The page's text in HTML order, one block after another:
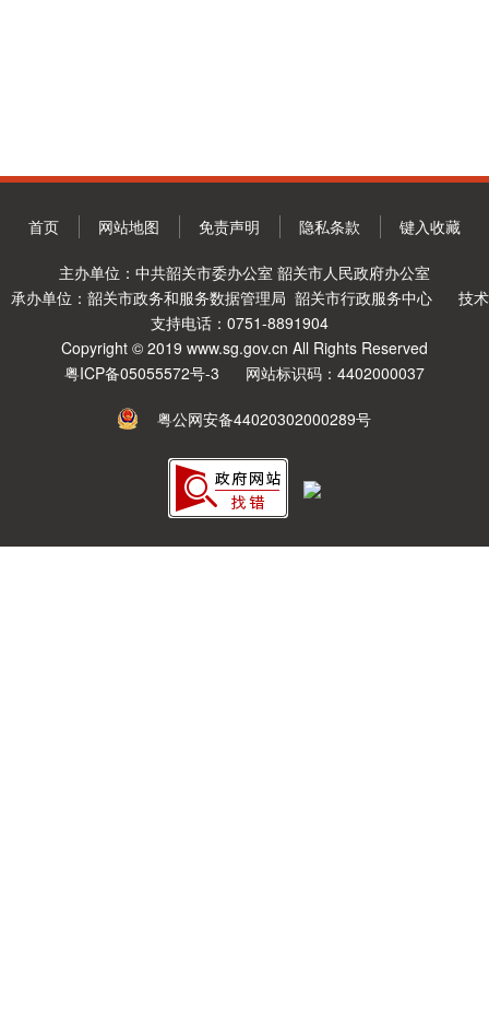
首页 网站地图 免责声明 隐私条款 键入收藏
主办单位：中共韶关市委办公室 韶关市人民政府办公室
承办单位：韶关市政务和服务数据管理局 韶关市行政服务中心
技术
支持电话：0751-8891904
Copyright © 2019 www.sg.gov.cn All Rights Reserved
粤ICP备05055572号-3
网站标识码：4402000037
粤公网安备44020302000289号